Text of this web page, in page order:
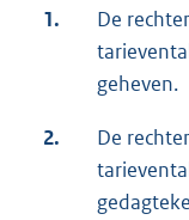
1.
De
geheven.
2.
De